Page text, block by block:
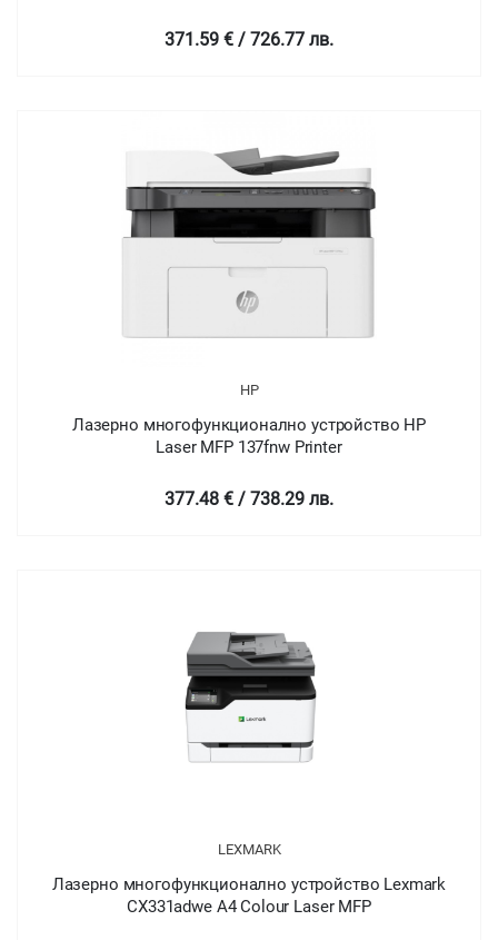
371.59 € / 726.77 лв.
HP
Лазерно многофункционално устройство HP
Laser MFP 137fnw Printer
377.48 € / 738.29 лв.
LEXMARK
Лазерно многофункционално устройство Lexmark
CX331adwe A4 Colour Laser MFP